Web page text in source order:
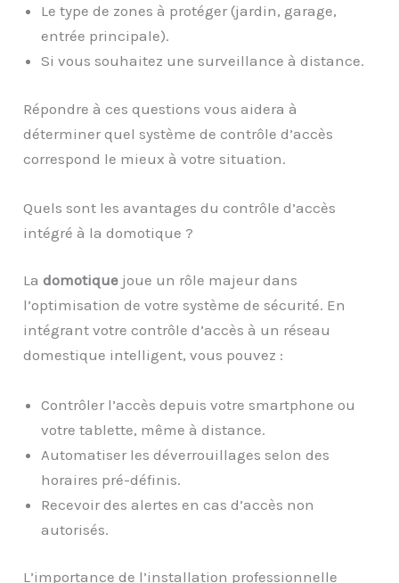
Le type de zones à protéger (jardin, garage,
entrée principale).
Si vous souhaitez une surveillance à distance.
Répondre à ces questions vous aidera à
déterminer quel système de contrôle d’accès
correspond le mieux à votre situation.
Quels sont les avantages du contrôle d’accès
intégré à la domotique ?
Ladomotique joue un rôle majeur dans
l’optimisation de votre système de sécurité. En
intégrant votre contrôle d’accès à un réseau
domestique intelligent, vous pouvez :
Contrôler l’accès depuis votre smartphone ou
votre tablette, même à distance.
Automatiser les déverrouillages selon des
horaires pré-définis.
Recevoir des alertes en cas d’accès non
autorisés.
L’importance de l’installation professionnelle